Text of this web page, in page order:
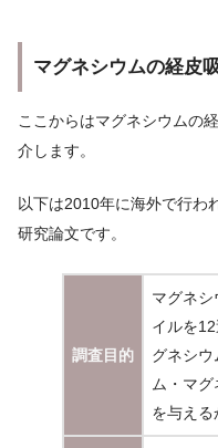
マグネシウムの経皮
ここからはマグネシウムの
介します。
以下は2010年に海外で行わ
研究論文です。
調査目的
マグネ
イルを
グネシウ
ム・マ
を与える